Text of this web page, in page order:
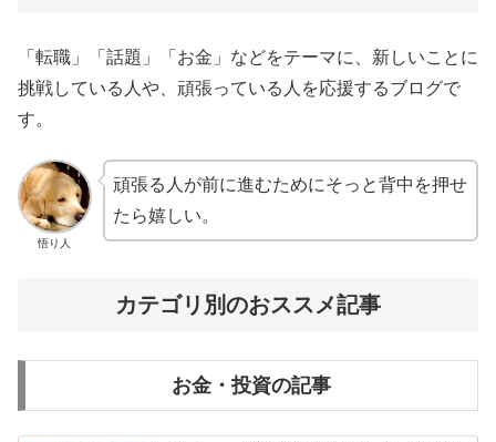
「転職」「話題」「お金」などをテーマに、新しいことに
挑戦している人や、頑張っている人を応援するブログで
す。
悟り人
頑張る人が前に進むためにそっと背中を押せ
たら嬉しい。
カテゴリ別のおススメ記事
お金・投資の記事